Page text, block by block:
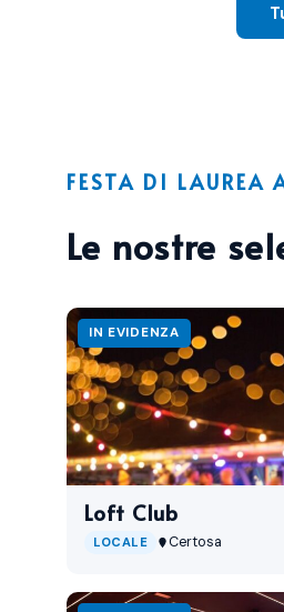
FESTA DI LAUREA
Le nostre
IN EVIDENZA
Loft Club
LOCALE Certosa